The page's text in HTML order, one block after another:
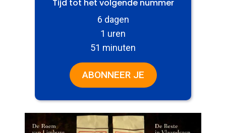
Tijd tot het volgende nummer
6 dagen
1 uren
51 minuten
ABONNEER JE